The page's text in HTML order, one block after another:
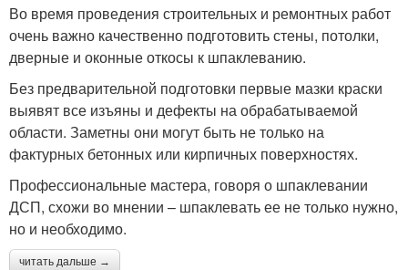
Во время проведения строительных и ремонтных работ
очень важно качественно подготовить стены, потолки,
дверные и оконные откосы к шпаклеванию.
Без предварительной подготовки первые мазки краски
выявят все изъяны и дефекты на обрабатываемой
области. Заметны они могут быть не только на
фактурных бетонных или кирпичных поверхностях.
Профессиональные мастера, говоря о шпаклевании
ДСП, схожи во мнении – шпаклевать ее не только нужно,
но и необходимо.
читать дальше →